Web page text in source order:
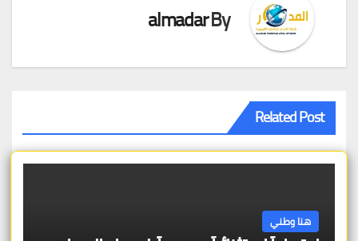
By
almadar
Related Post
هنا وطني